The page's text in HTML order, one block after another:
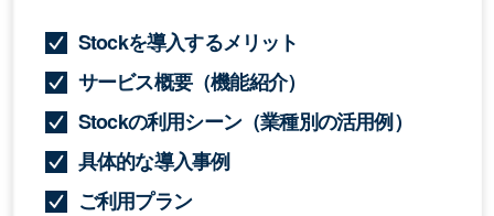
Stockを導入するメリット
サービス概要（機能紹介）
Stockの利用シーン（業種別の活用例）
具体的な導入事例
ご利用プラン